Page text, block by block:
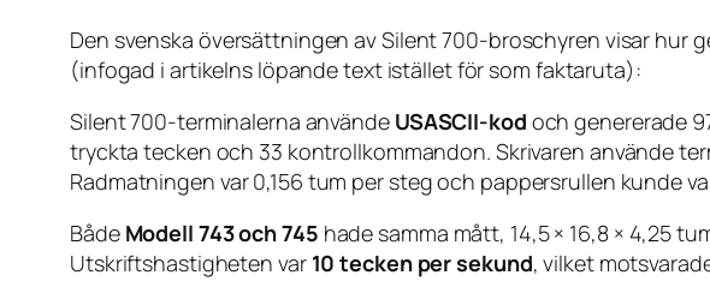
Den svenska översättningen av Silent 700-broschyren visar
(infogad i artikelns löpande text istället för som faktaruta):
Silent 700-terminalerna använde USASCII-kod och genererade
tryckta tecken och 33 kontrollkommandon. Skrivaren använde
Radmatningen var 0,156 tum per steg och pappersrullen kunde
Både Modell 743 och 745 hade samma mått, 14,5 × 16,8 × 4,25
Utskriftshastigheten var 10 tecken per sekund, vilket